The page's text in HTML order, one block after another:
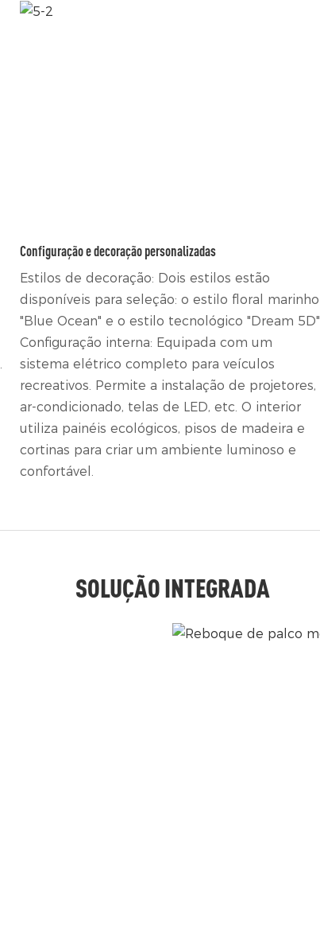
Configuração e decoração personalizadas
Estilos de decoração: Dois estilos estão
disponíveis para seleção: o estilo floral marinho
"Blue Ocean" e o estilo tecnológico "Dream 5D".
Configuração interna: Equipada com um
sistema elétrico completo para veículos
recreativos. Permite a instalação de projetores,
ar-condicionado, telas de LED, etc. O interior
utiliza painéis ecológicos, pisos de madeira e
cortinas para criar um ambiente luminoso e
confortável.
SOLUÇÃO INTEGRADA